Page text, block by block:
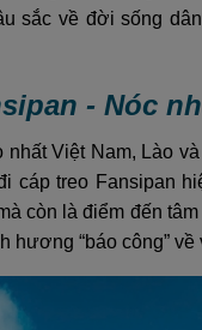
sắc về đời sống
- Nóc
Việt Nam, Lào
cáp treo Fansipan
còn là điểm đến
hương “báo công”